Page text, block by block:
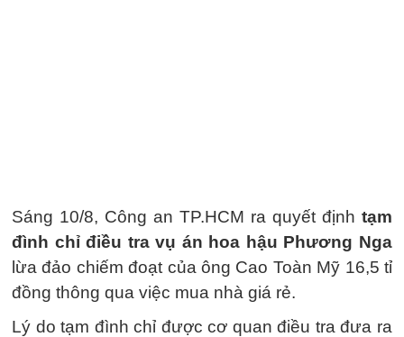
Sáng 10/8, Công an TP.HCM ra quyết định tạm
đình chỉ điều tra vụ án hoa hậu Phương Nga
lừa đảo chiếm đoạt của ông Cao Toàn Mỹ 16,5 tỉ
đồng thông qua việc mua nhà giá rẻ.
Lý do tạm đình chỉ được cơ quan điều tra đưa ra